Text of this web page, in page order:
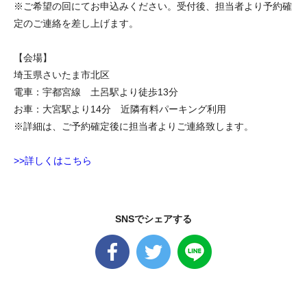
※ご希望の回にてお申込みください。受付後、担当者より予約確
定のご連絡を差し上げます。
【会場】
埼玉県さいたま市北区
電車：宇都宮線 土呂駅より徒歩13分
お車：大宮駅より14分 近隣有料パーキング利用
※詳細は、ご予約確定後に担当者よりご連絡致します。
>>詳しくはこちら
SNSでシェアする